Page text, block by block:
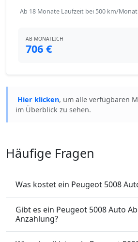
Ab 18 Monate Laufzeit bei 500 km/Monat
AB MONATLICH
706 €
Hier klicken, um alle verfügbaren
im Überblick zu sehen.
Häufige Fragen
Was kostet ein Peugeot 5008
Gibt es ein Peugeot 5008 Auto
Anzahlung?